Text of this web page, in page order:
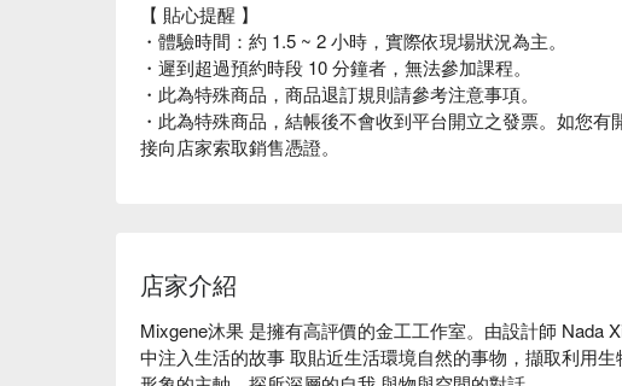
【 貼心提醒 】
・體驗時間：約 1.5 ~ 2 小時，實際依現場狀況為主。
・遲到超過預約時段 10 分鐘者，無法參加課程。
・此為特殊商品，商品退訂規則請參考注意事項。
・此為特殊商品，結帳後不會收到平台開立之發票。如您
接向店家索取銷售憑證。
店家介紹
Mixgene沐果 是擁有高評價的金工工作室。由設計師 Nada
中注入生活的故事 取貼近生活環境自然的事物，擷取利用